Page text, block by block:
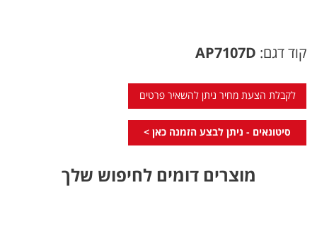
קוד דגם: AP7107D
לקבלת הצעת מחיר ניתן להשאיר פרטים
סיטונאים - ניתן לבצע הזמנה כאן >
מוצרים דומים לחיפוש שלך